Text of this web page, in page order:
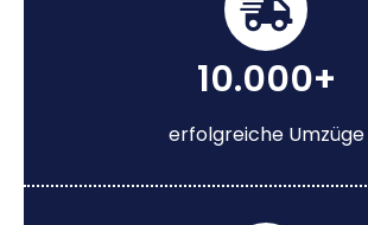
10.000+
erfolgreiche Umzüge